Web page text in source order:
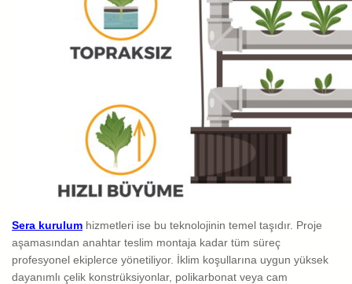
Sera kurulum hizmetleri ise bu teknolojinin temel taşıdır. Proje
aşamasından anahtar teslim montaja kadar tüm süreç
profesyonel ekiplerce yönetiliyor. İklim koşullarına uygun yüksek
dayanımlı çelik konstrüksiyonlar, polikarbonat veya cam